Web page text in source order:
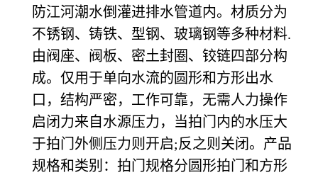
防江河潮水倒灌进排水管道内。材质分为
不锈钢、铸铁、型钢、玻璃钢等多种材料.
由阀座、阀板、密土封圈、铰链四部分构
成。仅用于单向水流的圆形和方形出水
口，结构严密，工作可靠，无需人力操作
启闭力来自水源压力，当拍门内的水压大
于拍门外侧压力则开启;反之则关闭。产品
规格和类别：拍门规格分圆形拍门和方形